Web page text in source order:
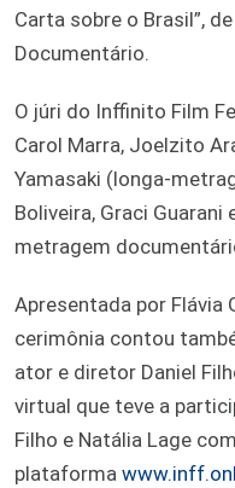
Carta sobre o Brasil”,
Documentário.
O júri do Inffinito Film
Carol Marra, Joelzito
Yamasaki (longa-
Boliveira, Graci
metragem
Apresentada por Flávia
cerimônia contou
ator e diretor Daniel
virtual que teve a
Filho e Natália Lage
plataforma